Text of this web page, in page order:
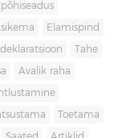
põhiseadus
Elamispind
Tahe
Avalik raha
Toetama